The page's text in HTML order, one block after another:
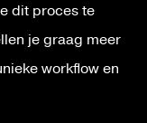
dit proces te
je graag meer
workflow en